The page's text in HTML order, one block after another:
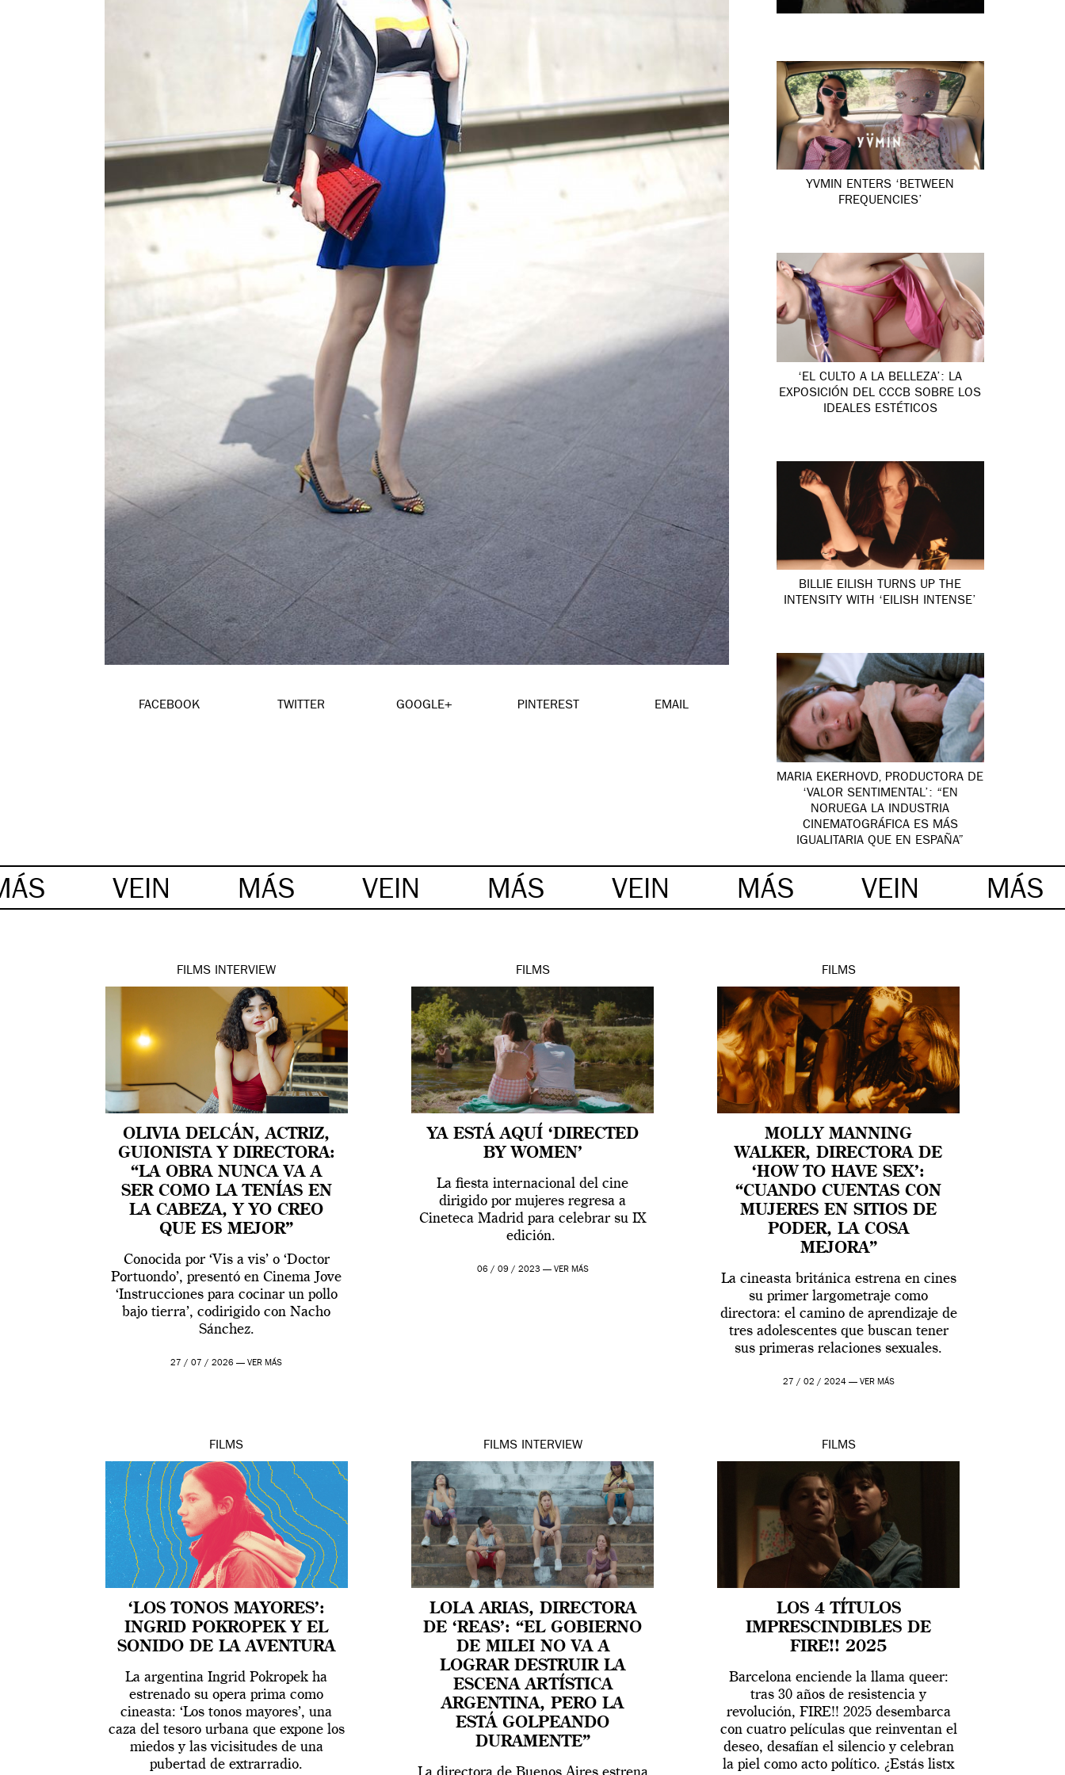
FACEBOOK TWITTER GOOGLE+ PINTEREST EMAIL
YVMIN ENTERS ‘BETWEEN
FREQUENCIES’
‘EL CULTO A LA BELLEZA’: LA
EXPOSICIÓN DEL CCCB SOBRE LOS
IDEALES ESTÉTICOS
BILLIE EILISH TURNS UP THE
INTENSITY WITH ‘EILISH INTENSE’
MARIA EKERHOVD, PRODUCTORA DE
‘VALOR SENTIMENTAL’: “EN
NORUEGA LA INDUSTRIA
CINEMATOGRÁFICA ES MÁS
IGUALITARIA QUE EN ESPAÑA”
VEIN MÁS VEIN MÁS VEIN MÁS VEIN MÁS
FILMS INTERVIEW
OLIVIA DELCÁN, ACTRIZ,
GUIONISTA Y DIRECTORA:
“LA OBRA NUNCA VA A
SER COMO LA TENÍAS EN
LA CABEZA, Y YO CREO
QUE ES MEJOR”
Conocida por ‘Vis a vis’ o ‘Doctor
Portuondo’, presentó en Cinema Jove
‘Instrucciones para cocinar un pollo
bajo tierra’, codirigido con Nacho
Sánchez.
27 / 07 / 2026 —VER MÁS
FILMS
YA ESTÁ AQUÍ ‘DIRECTED
BY WOMEN’
La fiesta internacional del cine
dirigido por mujeres regresa a
Cineteca Madrid para celebrar su IX
edición.
06 / 09 / 2023 — VER MÁS
FILMS
MOLLY MANNING
WALKER, DIRECTORA DE
‘HOW TO HAVE SEX’:
“CUANDO CUENTAS CON
MUJERES EN SITIOS DE
PODER, LA COSA
MEJORA”
La cineasta británica estrena en cines
su primer largometraje como
directora: el camino de aprendizaje de
tres adolescentes que buscan tener
sus primeras relaciones sexuales.
27 / 02 / 2024 — VER MÁS
FILMS
‘LOS TONOS MAYORES’:
INGRID POKROPEK Y EL
SONIDO DE LA AVENTURA
La argentina Ingrid Pokropek ha
estrenado su opera prima como
cineasta: ‘Los tonos mayores’, una
caza del tesoro urbana que expone los
miedos y las vicisitudes de una
pubertad de extrarradio.
FILMS INTERVIEW
LOLA ARIAS, DIRECTORA
DE ‘REAS’: “EL GOBIERNO
DE MILEI NO VA A
LOGRAR DESTRUIR LA
ESCENA ARTÍSTICA
ARGENTINA, PERO LA
ESTÁ GOLPEANDO
DURAMENTE”
FILMS
LOS 4 TÍTULOS
IMPRESCINDIBLES DE
FIRE!! 2025
Barcelona enciende la llama queer:
tras 30 años de resistencia y
revolución, FIRE!! 2025 desembarca
con cuatro películas que reinventan el
deseo, desafían el silencio y celebran
la piel como acto político. ¿Estás listx